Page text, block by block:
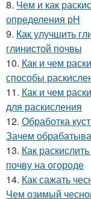
8. Чем и как
определения рН
9. Как улучшить
глинистой почвы
10. Как и чем
способы
11. Как и чем
для раскисления
12. Обработка
Зачем
13. Как
почву на огороде
14. Как сажать
Чем озимый